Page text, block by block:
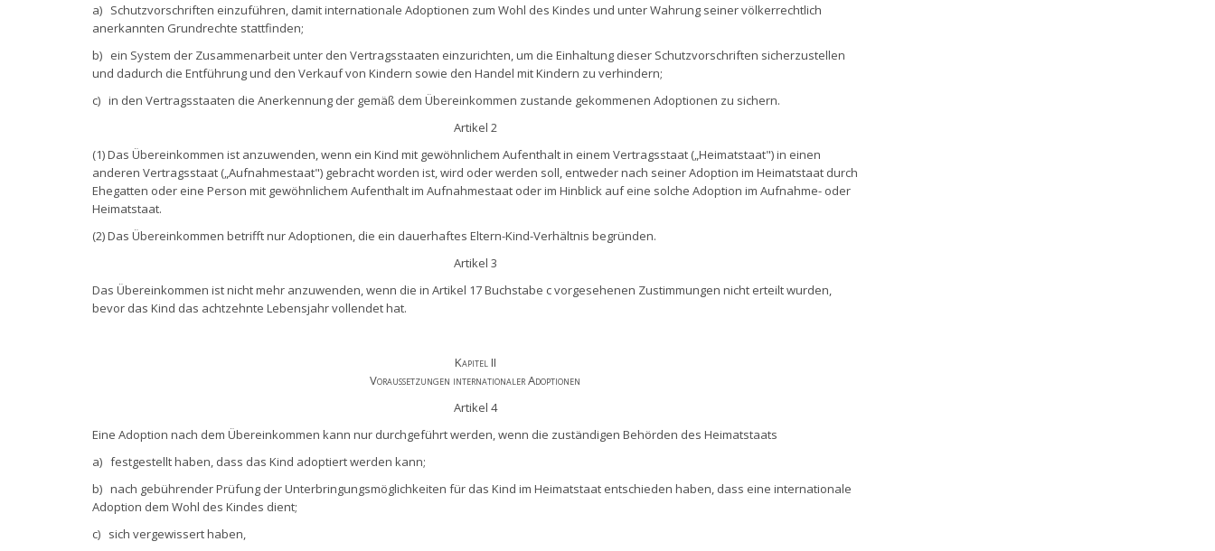
a) Schutzvorschriften einzuführen, damit internationale Adoptionen zum Wohl des Kindes und unter Wahrung seiner völkerrechtlich
anerkannten Grundrechte stattfinden;
b) ein System der Zusammenarbeit unter den Vertragsstaaten einzurichten, um die Einhaltung dieser Schutzvorschriften sicherzustellen
und dadurch die Entführung und den Verkauf von Kindern sowie den Handel mit Kindern zu verhindern;
c) in den Vertragsstaaten die Anerkennung der gemäß dem Übereinkommen zustande gekommenen Adoptionen zu sichern.
Artikel 2
(1) Das Übereinkommen ist anzuwenden, wenn ein Kind mit gewöhnlichem Aufenthalt in einem Vertragsstaat („Heimatstaat") in einen
anderen Vertragsstaat („Aufnahmestaat") gebracht worden ist, wird oder werden soll, entweder nach seiner Adoption im Heimatstaat durch
Ehegatten oder eine Person mit gewöhnlichem Aufenthalt im Aufnahmestaat oder im Hinblick auf eine solche Adoption im Aufnahme- oder
Heimatstaat.
(2) Das Übereinkommen betrifft nur Adoptionen, die ein dauerhaftes Eltern-Kind-Verhältnis begründen.
Artikel 3
Das Übereinkommen ist nicht mehr anzuwenden, wenn die in Artikel 17 Buchstabe c vorgesehenen Zustimmungen nicht erteilt wurden,
bevor das Kind das achtzehnte Lebensjahr vollendet hat.
Kapitel II
Voraussetzungen internationaler Adoptionen
Artikel 4
Eine Adoption nach dem Übereinkommen kann nur durchgeführt werden, wenn die zuständigen Behörden des Heimatstaats
a) festgestellt haben, dass das Kind adoptiert werden kann;
b) nach gebührender Prüfung der Unterbringungsmöglichkeiten für das Kind im Heimatstaat entschieden haben, dass eine internationale
Adoption dem Wohl des Kindes dient;
c) sich vergewissert haben,